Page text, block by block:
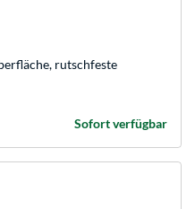
rutschfeste
Sofort verfügbar